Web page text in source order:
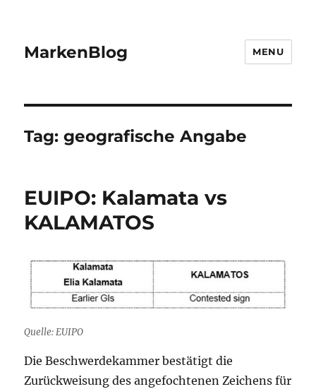
MarkenBlog MENU
Tag:geografische Angabe
EUIPO: Kalamata vs
KALAMATOS
Quelle: EUIPO
Die Beschwerdekammer bestätigt die
Zurückweisung des angefochtenen Zeichens für